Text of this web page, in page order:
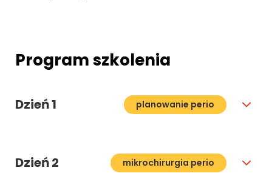
Program szkolenia
Dzień 1 planowanie perio
Dzień 2 mikrochirurgia perio